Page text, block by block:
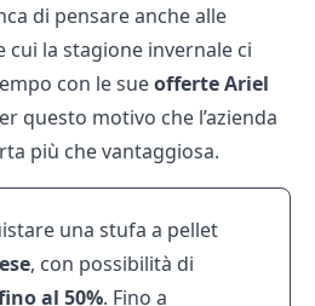
di pensare anche alle
la stagione invernale ci
con le sueofferte Ariel
questo motivo che l’azienda
più che vantaggiosa.
una stufa a pellet
, con possibilità di
al 50%. Fino a